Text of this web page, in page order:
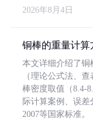
2026年8月4日
铜棒的重量计算
本文详细介绍了铜
（理论公式法、
棒密度取值（8.4-
际计算案例、误差
2007等国家标准。